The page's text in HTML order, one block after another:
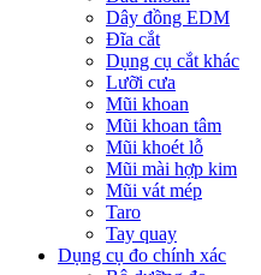
Dây đồng EDM
Đĩa cắt
Dụng cụ cắt khác
Lưỡi cưa
Mũi khoan
Mũi khoan tâm
Mũi khoét lỗ
Mũi mài hợp kim
Mũi vát mép
Taro
Tay quay
Dụng cụ đo chính xác